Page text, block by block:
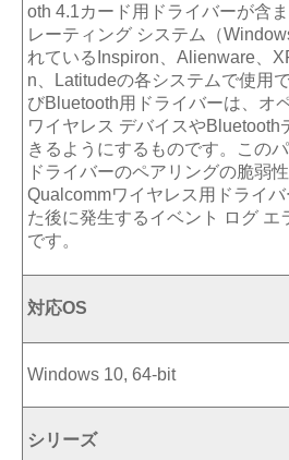
oth 4.1カード用ドライバーが含
レーティング システム（
れているInspiron、Alienware、
n、Latitudeの各システムで使用
びBluetooth用ドライバーは、オ
ワイヤレス デバイスや
きるようにするものです。この
ドライバーのペアリングの脆弱
Qualcommワイヤレス用ドライ
た後に発生するイベント ログ
です。
対応OS
Windows 10, 64-bit
シリーズ